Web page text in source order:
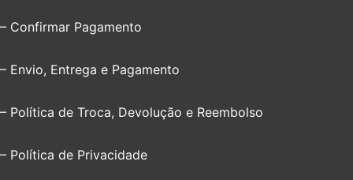
– Confirmar Pagamento
– Envio, Entrega e Pagamento
– Política de Troca, Devolução e Reembolso
– Política de Privacidade